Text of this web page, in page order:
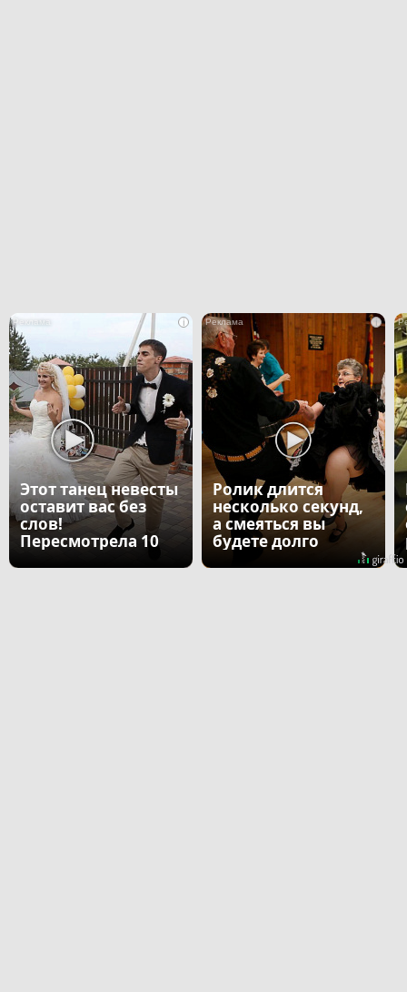
i
Этот танец невесты
оставит вас без
слов!
Пересмотрела 10
i
Ролик длится
несколько секунд,
а смеяться вы
будете долго